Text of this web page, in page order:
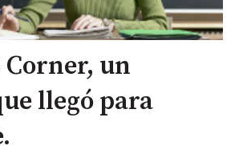
Corner, un
llegó para